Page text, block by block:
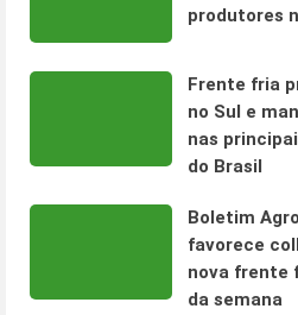
produtores
Frente fria
no Sul e
nas
do Brasil
Boletim
favorece
nova frente
da semana